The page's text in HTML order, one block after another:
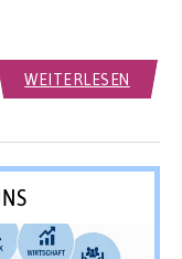
WEITERLESEN